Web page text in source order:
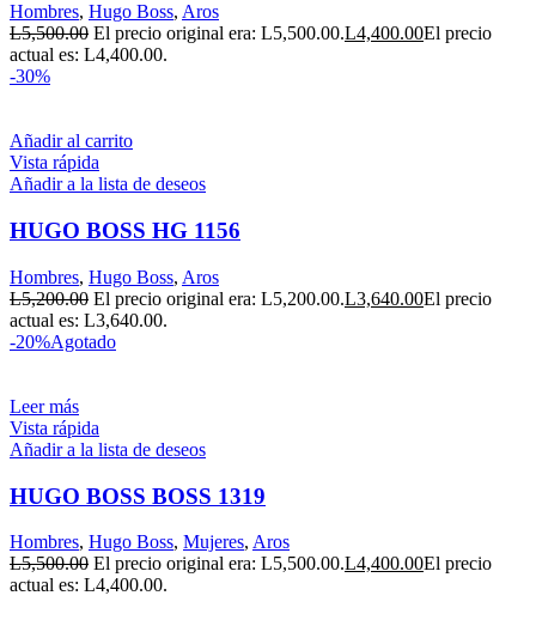
Hombres, Hugo Boss, Aros
L5,500.00 El precio original era: L5,500.00.L4,400.00El precio
actual es: L4,400.00.
-30%
Añadir al carrito
Vista rápida
Añadir a la lista de deseos
HUGO BOSS HG 1156
Hombres, Hugo Boss, Aros
L5,200.00 El precio original era: L5,200.00.L3,640.00El precio
actual es: L3,640.00.
-20%Agotado
Leer más
Vista rápida
Añadir a la lista de deseos
HUGO BOSS BOSS 1319
Hombres, Hugo Boss, Mujeres, Aros
L5,500.00 El precio original era: L5,500.00.L4,400.00El precio
actual es: L4,400.00.